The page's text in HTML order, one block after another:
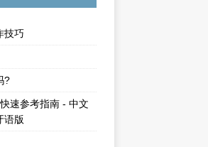
技巧
?
速参考指南 - 中文
语版